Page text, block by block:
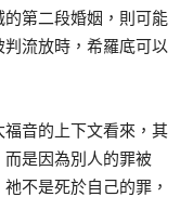
第二段婚姻，則可能
流放時，希羅底可以
音的上下文看來，其
是因為別人的罪被
不是死於自己的罪，